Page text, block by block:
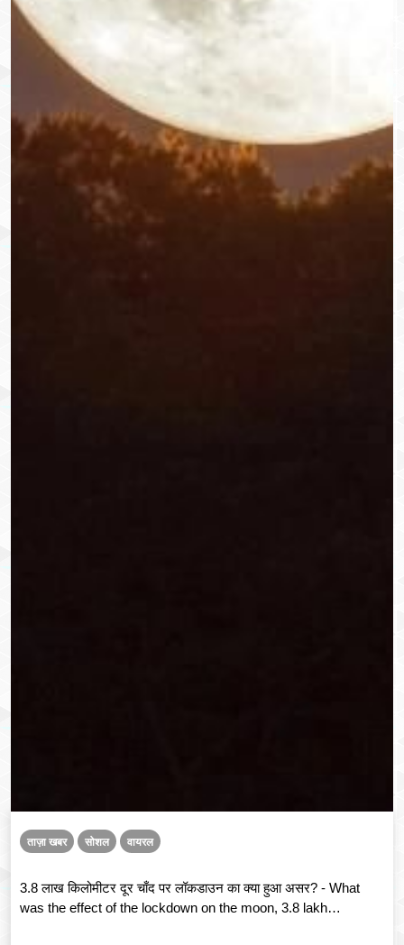
ताज़ा खबर सोशल वायरल
3.8 लाख किलोमीटर दूर चाँद पर लॉकडाउन का क्या हुआ असर? - What
was the effect of the lockdown on the moon, 3.8 lakh